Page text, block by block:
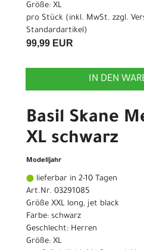
Größe: XL
pro Stück (inkl. MwSt. zzgl.
Standardartikel)
99,99 EUR
IN DEN
Basil Skane
XL schwarz
Modelljahr
lieferbar in 2-10 Tagen
Art.Nr. 03291085
Größe XXL long, jet black
Farbe: schwarz
Geschlecht: Herren
Größe: XL